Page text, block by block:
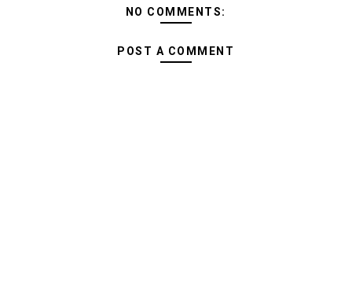
NO COMMENTS:
POST A COMMENT